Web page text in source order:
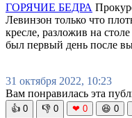
ГОРЯЧИЕ БЕДРА
Левинзон только что
кресле, разложив на
был первый день после
31 октября 2022, 10:23
Вам понравилась эта
👍 0 👎 0 ❤ 0 😆 0